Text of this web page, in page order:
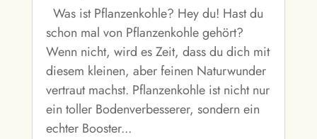
Was ist Pflanzenkohle? Hey du! Hast du
schon mal von Pflanzenkohle gehört?
Wenn nicht, wird es Zeit, dass du dich mit
diesem kleinen, aber feinen Naturwunder
vertraut machst. Pflanzenkohle ist nicht nur
ein toller Bodenverbesserer, sondern ein
echter Booster...